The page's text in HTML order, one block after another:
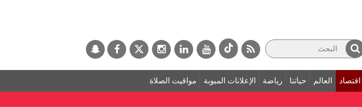
اقتصاد العالم حياتنا رياضة الإعلانات المبوبة مواقيت الصلاة